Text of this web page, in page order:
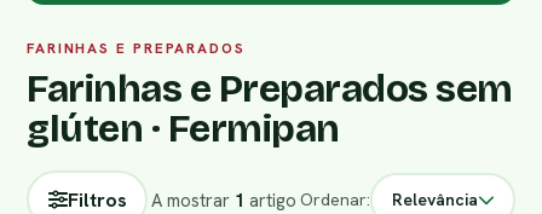
FARINHAS E PREPARADOS
Farinhas e Preparados sem
glúten · Fermipan
Filtros A mostrar 1 artigo Ordenar: Relevância